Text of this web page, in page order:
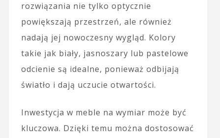
rozwiązania nie tylko optycznie
powiększają przestrzeń, ale również
nadają jej nowoczesny wygląd. Kolory
takie jak biały, jasnoszary lub pastelowe
odcienie są idealne, ponieważ odbijają
światło i dają uczucie otwartości.
Inwestycja w meble na wymiar może być
kluczowa. Dzięki temu można dostosować